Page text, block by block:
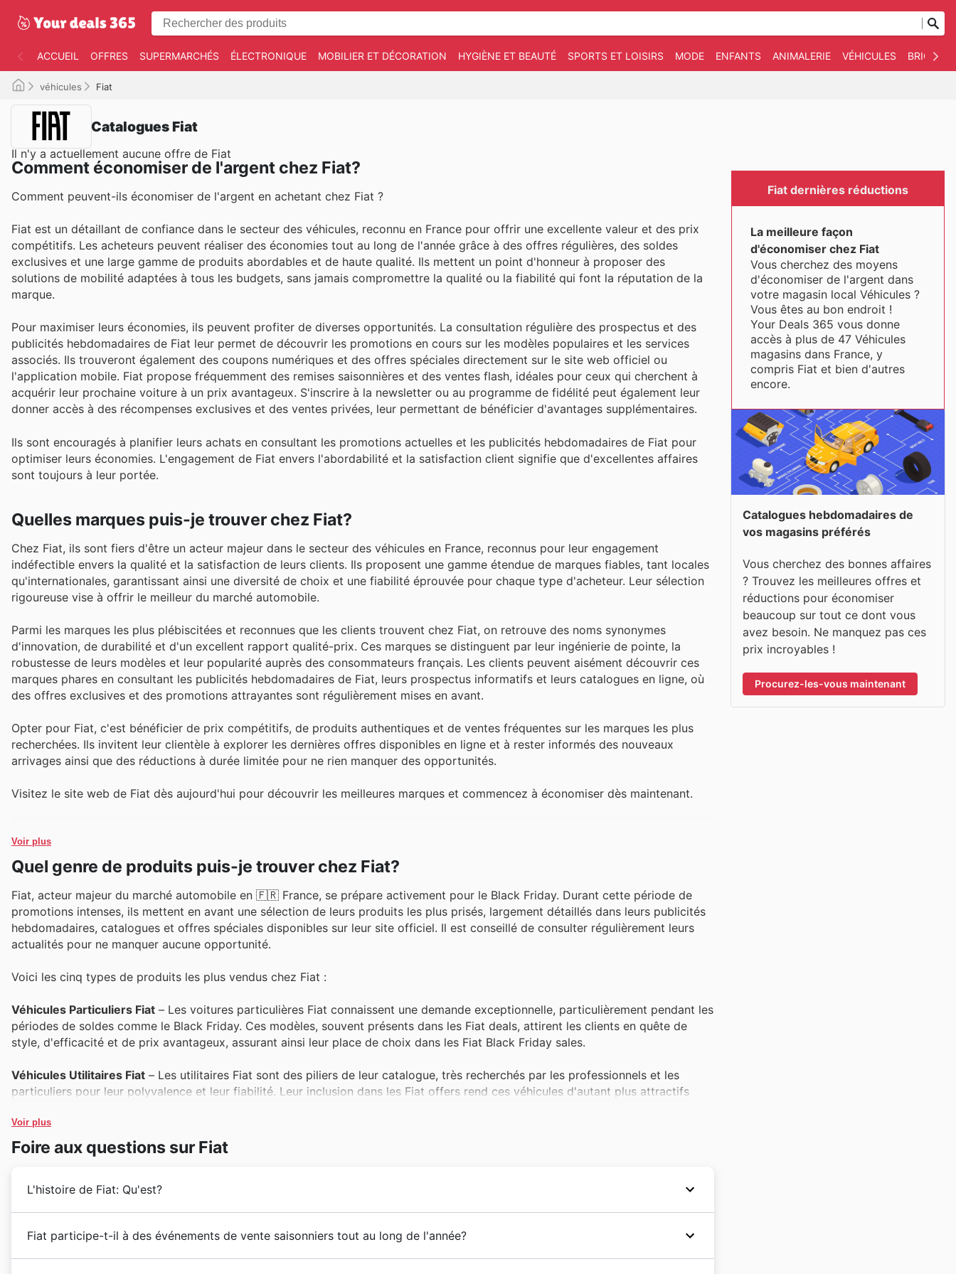
ACCUEIL OFFRES SUPERMARCHÉS ÉLECTRONIQUE MOBILIER ET DÉCORATION HYGIÈNE ET BEAUTÉ SPORTS ET LOISIRS MODE ENFANTS ANIMALERIE VÉHICULES
véhicules Fiat
Catalogues Fiat
Il n'y a actuellement aucune offre de Fiat
Comment économiser de l'argent chez Fiat?
Comment peuvent-ils économiser de l'argent en achetant chez Fiat ?
Fiat est un détaillant de confiance dans le secteur des véhicules, reconnu en France pour offrir une excellente valeur et des prix
compétitifs. Les acheteurs peuvent réaliser des économies tout au long de l'année grâce à des offres régulières, des soldes
exclusives et une large gamme de produits abordables et de haute qualité. Ils mettent un point d'honneur à proposer des
solutions de mobilité adaptées à tous les budgets, sans jamais compromettre la qualité ou la fiabilité qui font la réputation de la
marque.
Pour maximiser leurs économies, ils peuvent profiter de diverses opportunités. La consultation régulière des prospectus et des
publicités hebdomadaires de Fiat leur permet de découvrir les promotions en cours sur les modèles populaires et les services
associés. Ils trouveront également des coupons numériques et des offres spéciales directement sur le site web officiel ou
l'application mobile. Fiat propose fréquemment des remises saisonnières et des ventes flash, idéales pour ceux qui cherchent à
acquérir leur prochaine voiture à un prix avantageux. S'inscrire à la newsletter ou au programme de fidélité peut également leur
donner accès à des récompenses exclusives et des ventes privées, leur permettant de bénéficier d'avantages supplémentaires.
Ils sont encouragés à planifier leurs achats en consultant les promotions actuelles et les publicités hebdomadaires de Fiat pour
optimiser leurs économies. L'engagement de Fiat envers l'abordabilité et la satisfaction client signifie que d'excellentes affaires
sont toujours à leur portée.
Quelles marques puis-je trouver chez Fiat?
Chez Fiat, ils sont fiers d'être un acteur majeur dans le secteur des véhicules en France, reconnus pour leur engagement
indéfectible envers la qualité et la satisfaction de leurs clients. Ils proposent une gamme étendue de marques fiables, tant locales
qu'internationales, garantissant ainsi une diversité de choix et une fiabilité éprouvée pour chaque type d'acheteur. Leur sélection
rigoureuse vise à offrir le meilleur du marché automobile.
Parmi les marques les plus plébiscitées et reconnues que les clients trouvent chez Fiat, on retrouve des noms synonymes
d'innovation, de durabilité et d'un excellent rapport qualité-prix. Ces marques se distinguent par leur ingénierie de pointe, la
robustesse de leurs modèles et leur popularité auprès des consommateurs français. Les clients peuvent aisément découvrir ces
marques phares en consultant les publicités hebdomadaires de Fiat, leurs prospectus informatifs et leurs catalogues en ligne, où
des offres exclusives et des promotions attrayantes sont régulièrement mises en avant.
Opter pour Fiat, c'est bénéficier de prix compétitifs, de produits authentiques et de ventes fréquentes sur les marques les plus
recherchées. Ils invitent leur clientèle à explorer les dernières offres disponibles en ligne et à rester informés des nouveaux
arrivages ainsi que des réductions à durée limitée pour ne rien manquer des opportunités.
Visitez le site web de Fiat dès aujourd'hui pour découvrir les meilleures marques et commencez à économiser dès maintenant.
Voir plus
Quel genre de produits puis-je trouver chez Fiat?
Fiat, acteur majeur du marché automobile en 🇫🇷 France, se prépare activement pour le Black Friday. Durant cette période de
promotions intenses, ils mettent en avant une sélection de leurs produits les plus prisés, largement détaillés dans leurs publicités
hebdomadaires, catalogues et offres spéciales disponibles sur leur site officiel. Il est conseillé de consulter régulièrement leurs
actualités pour ne manquer aucune opportunité.
Voici les cinq types de produits les plus vendus chez Fiat :
Véhicules Particuliers Fiat – Les voitures particulières Fiat connaissent une demande exceptionnelle, particulièrement pendant les
périodes de soldes comme le Black Friday. Ces modèles, souvent présents dans les Fiat deals, attirent les clients en quête de
style, d'efficacité et de prix avantageux, assurant ainsi leur place de choix dans les Fiat Black Friday sales.
Véhicules Utilitaires Fiat – Les utilitaires Fiat sont des piliers de leur catalogue, très recherchés par les professionnels et les
particuliers pour leur polyvalence et leur fiabilité. Leur inclusion dans les Fiat offers rend ces véhicules d'autant plus attractifs
Pièces Détachées et Accessoires Fiat– Les amateurs de mécanique et d'amélioration automobile se ruent sur les pièces
détachées et accessoires Fiat, surtout lors des promotions Black Friday. Ces articles, souvent mis en avant dans les Fiat weekly
une voiture éco-responsable à un prix exceptionnel pendant le Black Friday.
Voir plus
Foire aux questions sur Fiat
L'histoire de Fiat: Qu'est?
modèles automobiles emblématiques. Fondée en 1899 à Turin par Giovanni Agnelli et d'autres investisseurs, la marque
italienne a rapidement séduit le marché français par son ingéniosité et le design unique de ses voitures, notamment avec
Fiat participe-t-il à des événements de vente saisonniers tout au long de l'année?
Fiat dernières réductions
La meilleure façon
d'économiser chez Fiat
Vous cherchez des moyens
d'économiser de l'argent dans
votre magasin local Véhicules ?
Vous êtes au bon endroit !
Your Deals 365 vous donne
accès à plus de 47 Véhicules
magasins dans France, y
compris Fiat et bien d'autres
encore.
Catalogues hebdomadaires de
vos magasins préférés
Vous cherchez des bonnes affaires
? Trouvez les meilleures offres et
réductions pour économiser
beaucoup sur tout ce dont vous
avez besoin. Ne manquez pas ces
prix incroyables !
Procurez-les-vous maintenant